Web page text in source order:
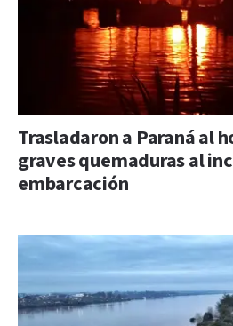
Trasladaron a Paraná al
graves quemaduras al
embarcación